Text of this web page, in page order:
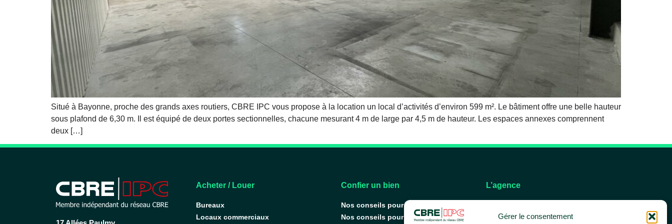
Gérer le consentement
Situé à Bayonne, proche des grands axes routiers, CBRE IPC vous propose à la location un local d’activités d’environ 599 m². Le bâtiment offre une belle hauteur
sous plafond de 6,30 m. Il est équipé de deux portes sectionnelles, chacune mesurant 4 m de large par 4,5 m de hauteur. Les espaces annexes comprennent
deux […]
Acheter / Louer
Bureaux
Locaux commerciaux
Confier un bien
Nos conseils pour vendre
Nos conseils pour louer
L’agence
Nos services